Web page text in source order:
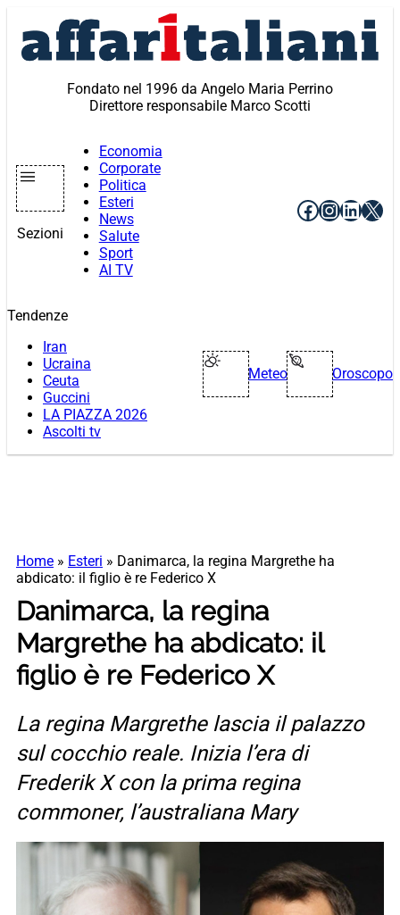
contenuto
Fondato nel 1996 da Angelo Maria Perrino
Direttore responsabile Marco Scotti
Sezioni
Economia
Corporate
Politica
Esteri
News
Salute
Sport
AI TV
Facebook
X
Tendenze
Iran
Ucraina
Ceuta
Guccini
LA PIAZZA 2026
Ascolti tv
Meteo Oroscopo
Home » Esteri » Danimarca, la regina Margrethe ha
abdicato: il figlio è re Federico X
Danimarca, la regina
Margrethe ha abdicato: il
figlio è re Federico X
La regina Margrethe lascia il palazzo
sul cocchio reale. Inizia l’era di
Frederik X con la prima regina
commoner, l’australiana Mary